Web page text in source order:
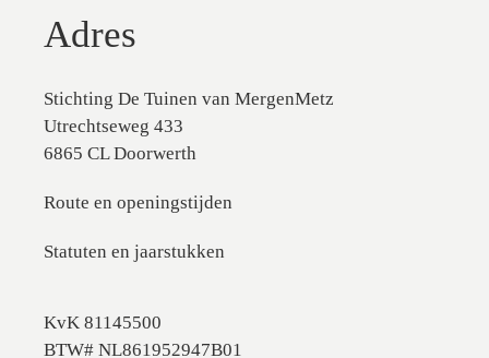
Adres
Stichting De Tuinen van MergenMetz
Utrechtseweg 433
6865 CL Doorwerth
Route en openingstijden
Statuten en jaarstukken
KvK 81145500
BTW# NL861952947B01